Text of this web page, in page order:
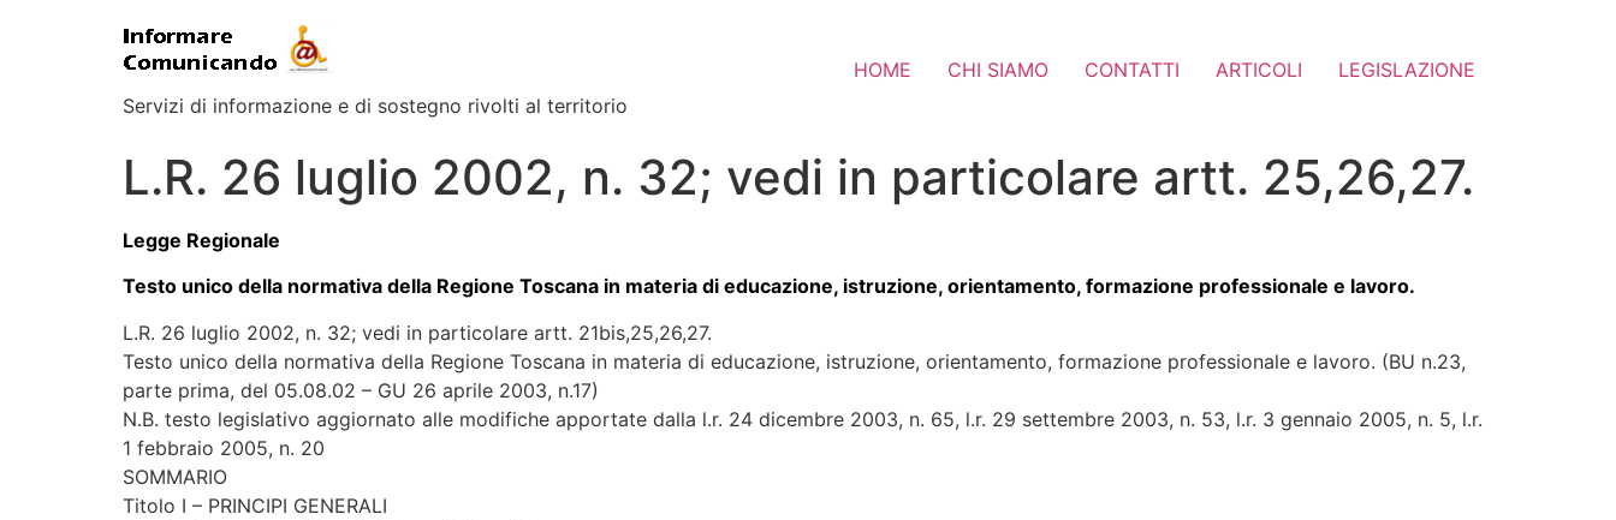
Servizi di informazione e di sostegno rivolti al territorio
HOME CHI SIAMO CONTATTI ARTICOLI LEGISLAZIONE
L.R. 26 luglio 2002, n. 32; vedi in particolare artt. 25,26,27.
Legge Regionale
Testo unico della normativa della Regione Toscana in materia di educazione, istruzione, orientamento, formazione professionale e lavoro.
L.R. 26 luglio 2002, n. 32; vedi in particolare artt. 21bis,25,26,27.
Testo unico della normativa della Regione Toscana in materia di educazione, istruzione, orientamento, formazione professionale e lavoro. (BU n.23,
parte prima, del 05.08.02 – GU 26 aprile 2003, n.17)
N.B. testo legislativo aggiornato alle modifiche apportate dalla l.r. 24 dicembre 2003, n. 65, l.r. 29 settembre 2003, n. 53, l.r. 3 gennaio 2005, n. 5, l.r.
1 febbraio 2005, n. 20
SOMMARIO
Titolo I – PRINCIPI GENERALI